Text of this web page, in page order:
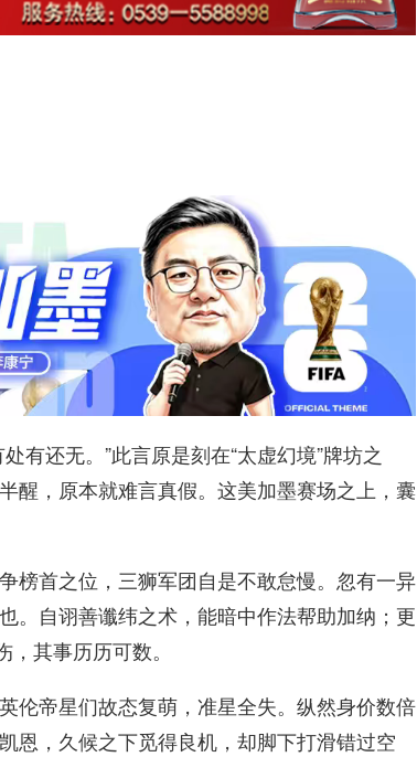
有还无。”此言原是刻在“太虚幻境”牌坊之
醒，原本就难言真假。这美加墨赛场之上，囊
榜首之位，三狮军团自是不敢怠慢。忽有一异
。自诩善谶纬之术，能暗中作法帮助加纳；更
其事历历可数。
伦帝星们故态复萌，准星全失。纵然身价数倍
恩，久候之下觅得良机，却脚下打滑错过空